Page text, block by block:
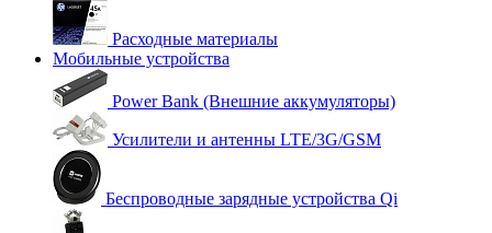
Расходные материалы
Мобильные устройства
Power Bank (Внешние аккумуляторы)
Усилители и антенны LTE/3G/GSM
Беспроводные зарядные устройства Qi